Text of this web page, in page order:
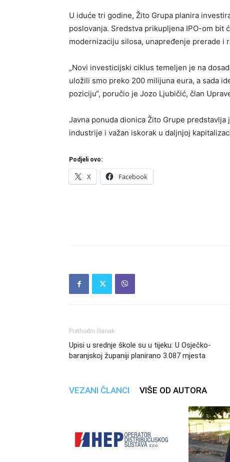
U iduće tri godine, Žito Grupa planira
poslovanja. Sredstva prikupljena IPO-om bit
modernizaciju silosa, unapređenje prerade i
„Novi investicijski ciklus temeljen je na
uložili smo preko 200 milijuna eura, a sada
poziciju“, poručio je Jozo Ljubičić, član
Javna ponuda dionica Žito Grupe
industrije i važan iskorak u daljnjoj
Podjeli ovo:
X Facebook
Prethodni članak
Upisi u srednje škole su u tijeku: U Osječko-
baranjskoj županiji planirano 3.087 mjesta
VEZANI ČLANCI VIŠE OD AUTORA